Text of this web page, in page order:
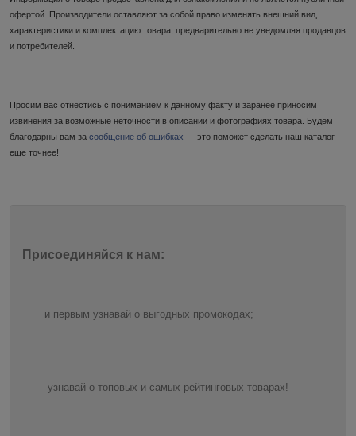
офертой. Производители оставляют за собой право изменять внешний вид,
характеристики и комплектацию товара, предварительно не уведомляя продавцов
и потребителей.
Просим вас отнестись с пониманием к данному факту и заранее приносим
извинения за возможные неточности в описании и фотографиях товара. Будем
благодарны вам за сообщение об ошибках — это поможет сделать наш каталог
еще точнее!
Присоединяйся к нам:
и первым узнавай о выгодных промокодах;
узнавай о топовых и самых рейтинговых товарах!